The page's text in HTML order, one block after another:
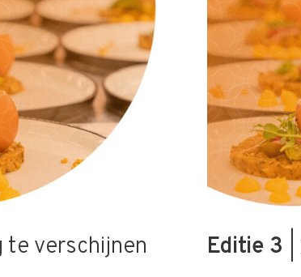
te verschijnen Editie 3